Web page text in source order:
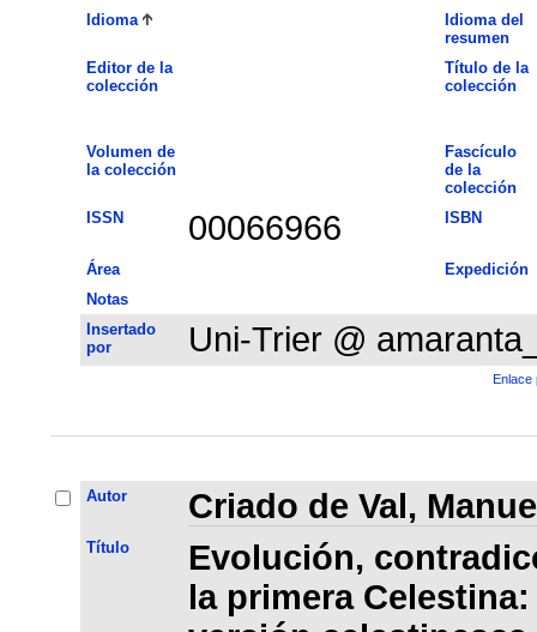
Idioma
Idioma del
resumen
Editor de la
colección
Título de la
colección
Volumen de
la colección
Fascículo
de la
colección
ISSN
00066966 ISBN
Área
Expedición
Notas
Insertado
por
Uni-Trier @
Enlace
Autor Criado de Val,
Título
Evolución,
la primera